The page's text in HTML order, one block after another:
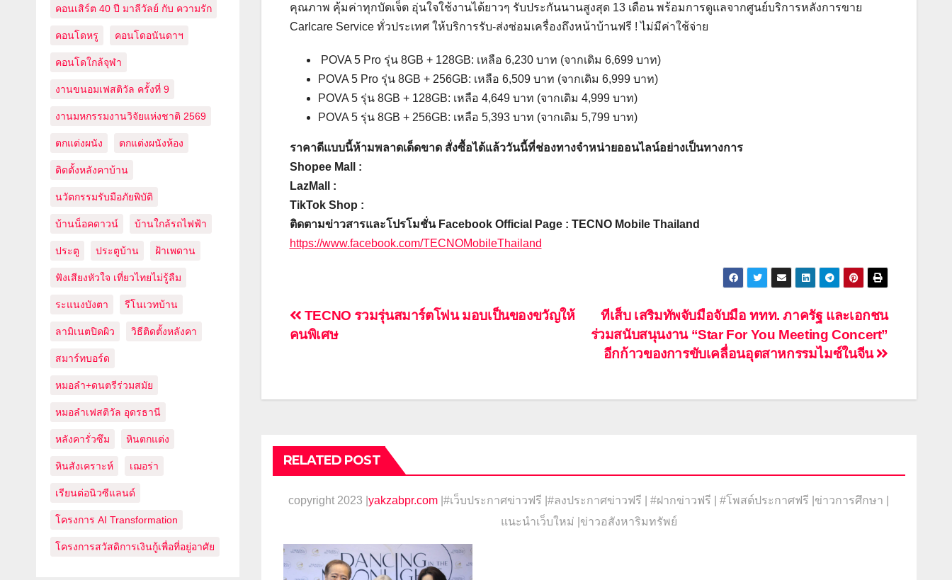
คอนเสิร์ต 40 ปี มาลีวัลย์ กับ ความรัก
คอนโดหรู คอนโดอนันดาฯ
คอนโดใกล้จุฬา
งานขนอมเฟสติวัล ครั้งที่ 9
งานมหกรรมงานวิจัยแห่งชาติ 2569
ตกแต่งผนัง ตกแต่งผนังห้อง
ติดตั้งหลังคาบ้าน
นวัตกรรมรับมือภัยพิบัติ
บ้านน็อคดาวน์ บ้านใกล้รถไฟฟ้า
ประตู ประตูบ้าน ฝ้าเพดาน
ฟังเสียงหัวใจ เที่ยวไทยไม่รู้ลืม
ระแนงบังตา รีโนเวทบ้าน
ลามิเนตปิดผิว วิธีติดตั้งหลังคา
สมาร์ทบอร์ด
หมอลำ+ดนตรีร่วมสมัย
หมอลำเฟสติวัล อุดรธานี
หลังคารั่วซึม หินตกแต่ง
หินสังเคราะห์ เฌอร่า
เรียนต่อนิวซีแลนด์
โครงการ AI Transformation
โครงการสวัสดิการเงินกู้เพื่อที่อยู่อาศัย
คุณภาพ คุ้มค่าทุกบัดเจ็ต อุ่นใจใช้งานได้ยาวๆ รับประกันนานสูงสุด 13 เดือน พร้อมการดูแลจากศูนย์บริการหลังการขาย
Carlcare Service ทั่วประเทศ ให้บริการรับ-ส่งซ่อมเครื่องถึงหน้าบ้านฟรี ! ไม่มีค่าใช้จ่าย
POVA 5 Pro รุ่น 8GB + 128GB: เหลือ 6,230 บาท (จากเดิม 6,699 บาท)
POVA 5 Pro รุ่น 8GB + 256GB: เหลือ 6,509 บาท (จากเดิม 6,999 บาท)
POVA 5 รุ่น 8GB + 128GB: เหลือ 4,649 บาท (จากเดิม 4,999 บาท)
POVA 5 รุ่น 8GB + 256GB: เหลือ 5,393 บาท (จากเดิม 5,799 บาท)
ราคาดีแบบนี้ห้ามพลาดเด็ดขาด สั่งซื้อได้แล้ววันนี้ที่ช่องทางจำหน่ายออนไลน์อย่างเป็นทางการ
Shopee Mall :
LazMall :
TikTok Shop :
ติดตามข่าวสารและโปรโมชั่น Facebook Official Page : TECNO Mobile Thailand
https://www.facebook.com/TECNOMobileThailand
แนะแนว
ทีเส็บ เสริมทัพจับมือจับมือ ททท. ภาครัฐ และเอกชน
ร่วมสนับสนุนงาน “Star For You Meeting Concert”
อีกก้าวของการขับเคลื่อนอุตสาหกรรมไมซ์ในจีน
TECNO รวมรุ่นสมาร์ตโฟน มอบเป็นของขวัญให้
คนพิเศษ
RELATED POST
copyright 2023 |yakzabpr.com |#เว็บประกาศข่าวฟรี |#ลงประกาศข่าวฟรี | #ฝากข่าวฟรี | #โพสต์ประกาศฟรี |ข่าวการศึกษา |
แนะนำเว็บใหม่ |ข่าวอสังหาริมทรัพย์